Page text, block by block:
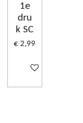
1e
dru
k SC
€ 2,99
In winkelwagen